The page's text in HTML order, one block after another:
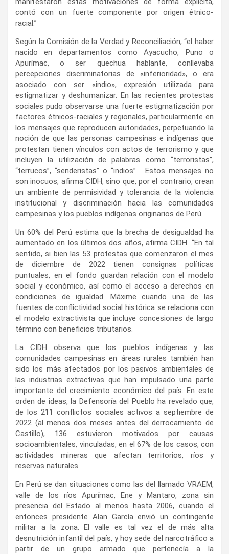
contó con un fuerte componente por origen étnico-
racial.”
Según la Comisión de la Verdad y Reconciliación, “el haber
nacido en departamentos como Ayacucho, Puno o
Apurímac, o ser quechua hablante, conllevaba
percepciones discriminatorias de «inferioridad», o era
asociado con ser «indio», expresión utilizada para
estigmatizar y deshumanizar. En las recientes protestas
sociales pudo observarse una fuerte estigmatización por
factores étnicos-raciales y regionales, particularmente en
los mensajes que reproducen autoridades, perpetuando la
noción de que las personas campesinas e indígenas que
protestan tienen vínculos con actos de terrorismo y que
incluyen la utilización de palabras como “terroristas”,
“terrucos”, “senderistas” o “indios” . Estos mensajes no
son inocuos, afirma CIDH, sino que, por el contrario, crean
un ambiente de permisividad y tolerancia de la violencia
institucional y discriminación hacia las comunidades
campesinas y los pueblos indígenas originarios de Perú.
Un 60% del Perú estima que la brecha de desigualdad ha
aumentado en los últimos dos años, afirma CIDH. “En tal
sentido, si bien las 53 protestas que comenzaron el mes
de diciembre de 2022 tienen consignas políticas
puntuales, en el fondo guardan relación con el modelo
social y económico, así como el acceso a derechos en
condiciones de igualdad. Máxime cuando una de las
fuentes de conflictividad social histórica se relaciona con
el modelo extractivista que incluye concesiones de largo
término con beneficios tributarios.
La CIDH observa que los pueblos indígenas y las
comunidades campesinas en áreas rurales también han
sido los más afectados por los pasivos ambientales de
las industrias extractivas que han impulsado una parte
importante del crecimiento económico del país. En este
orden de ideas, la Defensoría del Pueblo ha revelado que,
de los 211 conflictos sociales activos a septiembre de
2022 (al menos dos meses antes del derrocamiento de
Castillo), 136 estuvieron motivados por causas
socioambientales, vinculadas, en el 67% de los casos, con
actividades mineras que afectan territorios, ríos y
reservas naturales.
En Perú se dan situaciones como las del llamado VRAEM,
valle de los ríos Apurímac, Ene y Mantaro, zona sin
presencia del Estado al menos hasta 2006, cuando el
entonces presidente Alan García envió un contingente
militar a la zona. El valle es tal vez el de más alta
desnutrición infantil del país, y hoy sede del narcotráfico a
partir de un grupo armado que pertenecía a la